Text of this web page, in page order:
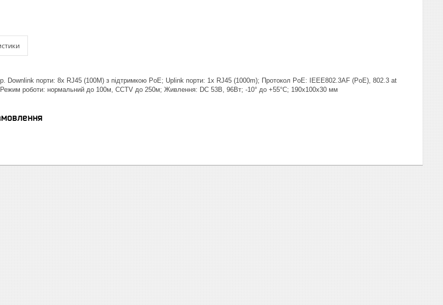
Downlink порти: 8x RJ45 (100M) з підтримкою PoE; Uplink порти: 1x RJ45 (1000m); Протокол PoE: IEEE802.3AF (PoE), 802.3 at
роботи: нормальний до 100м, CCTV до 250м; Живлення: DC 53В, 96Вт; -10° до +55°C; 190х100х30 мм